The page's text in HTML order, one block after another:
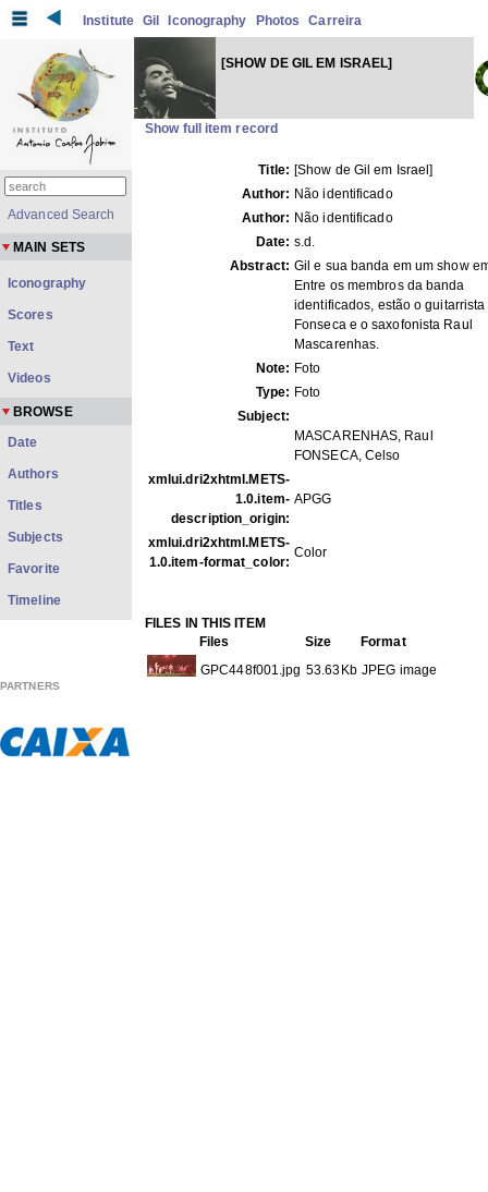
Institute Gil Iconography Photos Carreira
[SHOW DE GIL EM ISRAEL]
Show full item record
Title: [Show de Gil em Israel]
Author: Não identificado
Author: Não identificado
Date: s.d.
Abstract: Gil e sua banda em um show
Entre os membros da banda
identificados, estão o
Fonseca e o saxofonista Raul
Mascarenhas.
Note: Foto
Type: Foto
Subject:
MASCARENHAS, Raul
FONSECA, Celso
xmlui.dri2xhtml.METS-
1.0.item-
description_origin:
APGG
xmlui.dri2xhtml.METS-
1.0.item-format_color:
Color
FILES IN THIS ITEM
Files
Size
Format
GPC448f001.jpg 53.63Kb JPEG image
Advanced Search
MAIN SETS
Iconography
Scores
Text
Videos
BROWSE
Date
Authors
Titles
Subjects
Favorite
Timeline
PARTNERS